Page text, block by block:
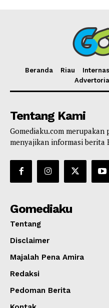
Beranda Riau
Tentang Kami
Gomediaku.com
menyajikan informasi berita
Gomediaku
Tentang
Disclaimer
Majalah Pena Amira
Redaksi
Pedoman Berita